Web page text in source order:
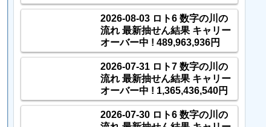
2026-08-03 ロト6 数字の川の
流れ 最新抽せん結果 キャリー
オーバー中 ! 489,963,936円
2026-07-31 ロト7 数字の川の
流れ 最新抽せん結果 キャリー
オーバー中 ! 1,365,436,540円
2026-07-30 ロト6 数字の川の